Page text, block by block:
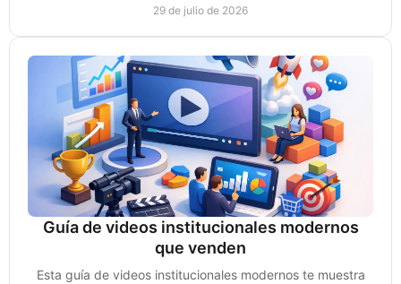
29 de julio de 2026
Guía de videos institucionales modernos
que venden
Esta guía de videos institucionales modernos te muestra